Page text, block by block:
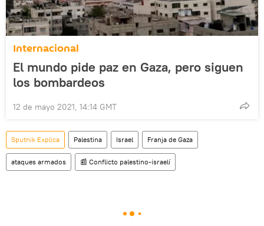
Internacional
El mundo pide paz en Gaza, pero siguen
los bombardeos
12 de mayo 2021, 14:14 GMT
Sputnik Explica Palestina Israel Franja de Gaza
ataques armados 📰 Conflicto palestino-israelí